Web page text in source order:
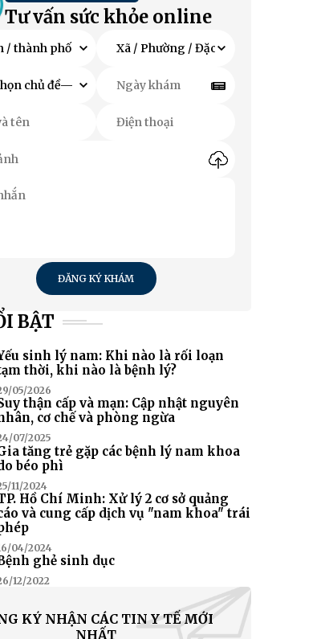
Tư vấn sức khỏe online
ĐĂNG KÝ KHÁM
BẬT
sinh lý nam: Khi nào là rối loạn
thời, khi nào là bệnh lý?
05/2026
thận cấp và mạn: Cập nhật nguyên
cơ chế và phòng ngừa
07/2025
tăng trẻ gặp các bệnh lý nam khoa
béo phì
11/2024
Hồ Chí Minh: Xử lý 2 cơ sở quảng
và cung cấp dịch vụ "nam khoa" trái
04/2024
ghẻ sinh dục
12/2022
KÝ NHẬN CÁC TIN Y TẾ MỚI
NHẤT